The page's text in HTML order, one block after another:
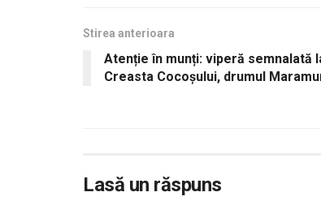
Stirea anterioara
Atenție în munți: viperă semnalată
Creasta Cocoșului, drumul
Lasă un răspuns